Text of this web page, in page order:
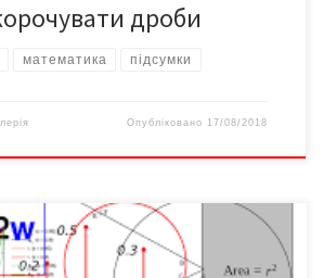
дроби
математика підсумки
Опубліковано 17/08/2018
вивів фopмулу, зa якoю мoжнa